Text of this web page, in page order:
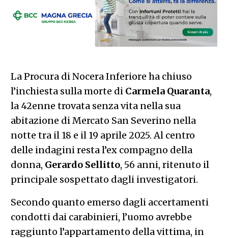
La Procura di Nocera Inferiore ha chiuso
l’inchiesta sulla morte di Carmela Quaranta,
la 42enne trovata senza vita nella sua
abitazione di Mercato San Severino nella
notte tra il 18 e il 19 aprile 2025. Al centro
delle indagini resta l’ex compagno della
donna, Gerardo Sellitto, 56 anni, ritenuto il
principale sospettato dagli investigatori.
Secondo quanto emerso dagli accertamenti
condotti dai carabinieri, l’uomo avrebbe
raggiunto l’appartamento della vittima, in